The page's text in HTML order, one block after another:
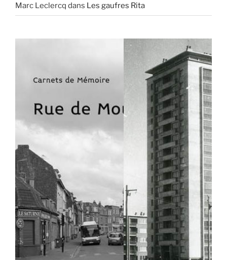
Marc Leclercq dans Les gaufres Rita